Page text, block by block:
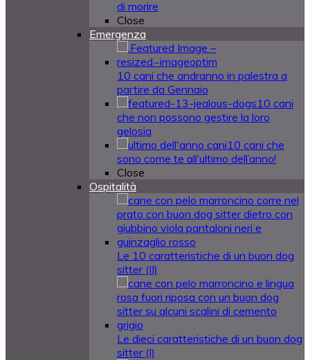
di morire
Close
Emergenza
10 cani che andranno in palestra a
partire da Gennaio
10 cani
che non possono gestire la loro
gelosia
10 cani che
sono come te all’ultimo dell’anno!
Close
Ospitalità
Le 10 caratteristiche di un buon dog
sitter (II)
Le dieci caratteristiche di un buon dog
sitter (I)